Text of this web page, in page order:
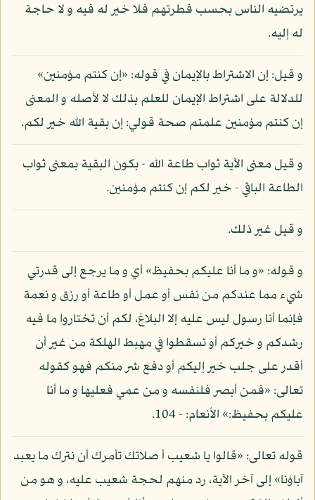
يرتضيه الناس بحسب فطرتهم فلا خير له فيه و لا حاجة
له إليه.
و قيل: إن الاشتراط بالإيمان في قوله: «إن كنتم مؤمنين»
للدلالة على اشتراط الإيمان للعلم بذلك لا لأصله و المعنى
إن كنتم مؤمنين علمتم صحة قولي: إن بقية الله خير لكم.
و قيل معنى الآية ثواب طاعة الله - بكون البقية بمعنى ثواب
الطاعة الباقي - خير لكم إن كنتم مؤمنين.
و قيل غير ذلك.
و قوله: «و ما أنا عليكم بحفيظ» أي و ما يرجع إلى قدرتي
شيء مما عندكم من نفس أو عمل أو طاعة أو رزق و نعمة
فإنما أنا رسول ليس عليه إلا البلاغ، لكم أن تختاروا ما فيه
رشدكم و خيركم أو تسقطوا في مهبط الهلكة من غير أن
أقدر على جلب خير إليكم أو دفع شر منكم فهو كقوله
تعالى: «فمن أبصر فلنفسه و من عمي فعليها و ما أنا
عليكم بحفيظ:» الأنعام: - 104.
قوله تعالى: «قالوا يا شعيب أ صلاتك تأمرك أن نترك ما يعبد
آباؤنا» إلى آخر الآية، رد منهم لحجة شعيب عليه، و هو من